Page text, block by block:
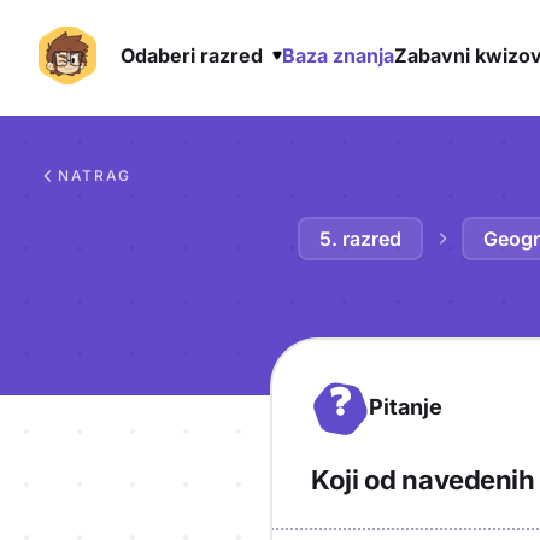
Odaberi razred Baza znanjaZabavni
NATRAG
5. razred
? Pitanje
Koji od